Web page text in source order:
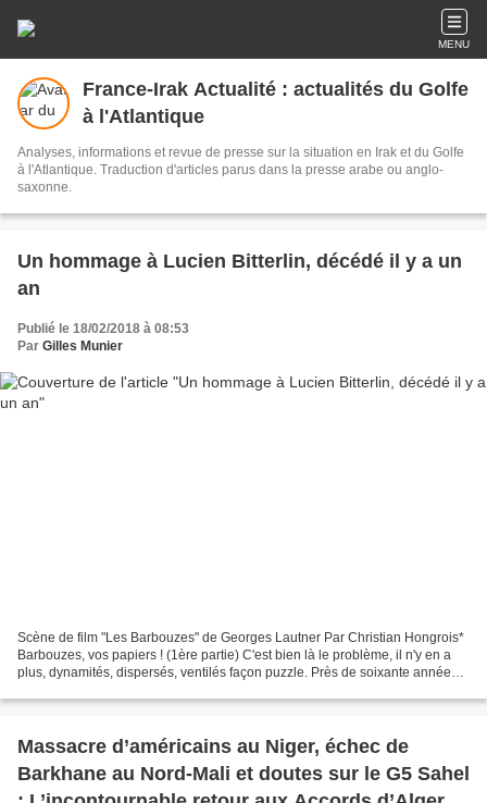
MENU
France-Irak Actualité : actualités du Golfe
à l'Atlantique
Analyses, informations et revue de presse sur la situation en Irak et du Golfe
à l'Atlantique. Traduction d'articles parus dans la presse arabe ou anglo-
saxonne.
Un hommage à Lucien Bitterlin, décédé il y a un
an
Publié le 18/02/2018 à 08:53
Par Gilles Munier
Scène de film "Les Barbouzes" de Georges Lautner Par Christian Hongrois*
Barbouzes, vos papiers ! (1ère partie) C'est bien là le problème, il n'y en a
plus, dynamités, dispersés, ventilés façon puzzle. Près de soixante années
Massacre d’américains au Niger, échec de
Barkhane au Nord-Mali et doutes sur le G5 Sahel